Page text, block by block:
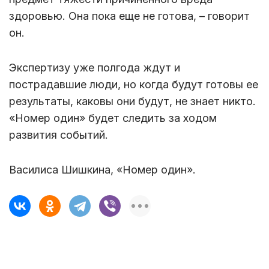
здоровью. Она пока еще не готова, – говорит
он.
Экспертизу уже полгода ждут и
пострадавшие люди, но когда будут готовы ее
результаты, каковы они будут, не знает никто.
«Номер один» будет следить за ходом
развития событий.
Василиса Шишкина, «Номер один».